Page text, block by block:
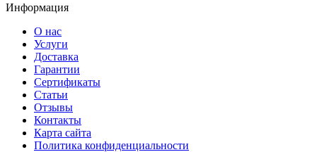
Информация
О нас
Услуги
Доставка
Гарантии
Сертификаты
Статьи
Отзывы
Контакты
Карта сайта
Политика конфиденциальности